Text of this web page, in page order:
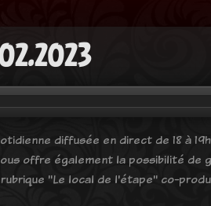
diffusée en direct de 18 à
offre également la possibilité de
"Le local de l'étape" co-